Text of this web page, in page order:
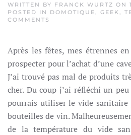
WRITTEN BY FRANCK WURTZ ON
POSTED IN DOMOTIQUE, GEEK,
COMMENTS
HIGH
TECH
Après les fêtes, mes étrennes
prospecter pour l’achat d’une
J’ai trouvé pas mal de produits
cher. Du coup j’ai réfléchi un
pourrais utiliser le vide sanitaire
bouteilles de vin.
de la température du vide